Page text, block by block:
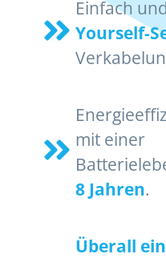
Einfach
Yourself-
mit einer
8 Jahren.
Überall